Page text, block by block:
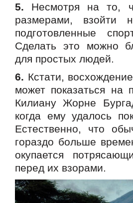
5. Несмотря на то,
размерами,
подготовленные
Сделать это можно
для простых людей.
6. Кстати,
может показаться на
Килиану Жорне
когда ему удалось
Естественно, что
гораздо больше
окупается
перед их взорами.